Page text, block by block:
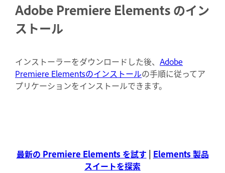
Adobe Premiere Elements のイン
ストール
インストーラーをダウンロードした後、 Adobe
Premiere Elementsのインストールの手順に従ってア
プリケーションをインストールできます。
最新の Premiere Elements を試す | Elements 製品
スイートを探索